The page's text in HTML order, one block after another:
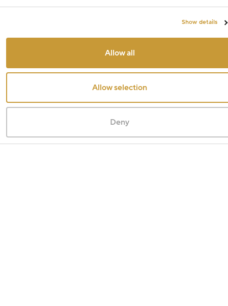
Show details
Allow all
Allow selection
Deny